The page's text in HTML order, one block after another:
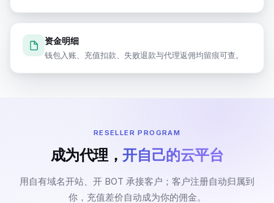
本月充值
$1,700
本月订单
1 0 2
AWS
账号
云
账号
资金明细
钱包入账、充值扣款、失败退款与代理返佣均留痕可查。
RESELLER PROGRAM
成为代理，开自己的云平台
用自有域名开站、开 BOT 承接客户；客户注册自动归属到
你，充值差价自动成为你的佣金。